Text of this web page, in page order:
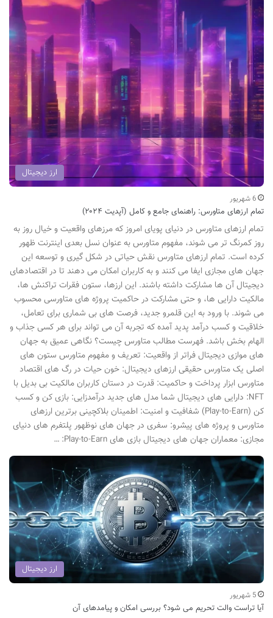
ارز دیجیتال
6 شهریور
تمام ارزهای متاورس: راهنمای جامع و کامل (آپدیت ۲۰۲۴)
تمام ارزهای متاورس در دنیای پویای امروز که مرزهای واقعیت و خیال روز به
روز کمرنگ تر می شوند، مفهوم متاورس به عنوان نسل بعدی اینترنت ظهور
کرده است. تمام ارزهای متاورس نقش حیاتی در شکل گیری و توسعه این
جهان های مجازی ایفا می کنند و به کاربران امکان می دهند تا در اقتصادهای
دیجیتال آن ها مشارکت داشته باشند. این ارزها، ستون فقرات تراکنش ها،
مالکیت دارایی ها، و حتی مشارکت در حاکمیت پروژه های متاورسی محسوب
می شوند. با ورود به این قلمرو جدید، فرصت های بی شماری برای تعامل،
خلاقیت و کسب درآمد پدید آمده که تجربه آن می تواند برای هر کسی جذاب و
الهام بخش باشد. فهرست مطالب متاورس چیست؟ نگاهی عمیق به جهان
های موازی دیجیتال فراتر از واقعیت: تعریف و مفهوم متاورس ستون های
اصلی یک متاورس حقیقی ارزهای دیجیتال: خون حیات در رگ های اقتصاد
متاورس ابزار پرداخت و حاکمیت: قدرت در دستان کاربران مالکیت بی بدیل با
NFT: دارایی های دیجیتال شما مدل های جدید درآمدزایی: بازی کن و کسب
کن (Play-to-Earn) شفافیت و امنیت: اطمینان بلاکچینی برترین ارزهای
متاورس و پروژه های پیشرو: سفری در جهان های نوظهور پلتفرم های دنیای
مجازی: معماران جهان های دیجیتال بازی های Play-to-Earn: …
ارز دیجیتال
5 شهریور
آیا تراست والت تحریم می شود؟ بررسی امکان و پیامدهای آن